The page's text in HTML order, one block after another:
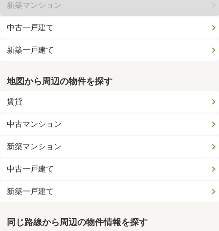
新築マンション
中古一戸建て
新築一戸建て
地図から周辺の物件を探す
賃貸
中古マンション
新築マンション
中古一戸建て
新築一戸建て
同じ路線から周辺の物件情報を探す